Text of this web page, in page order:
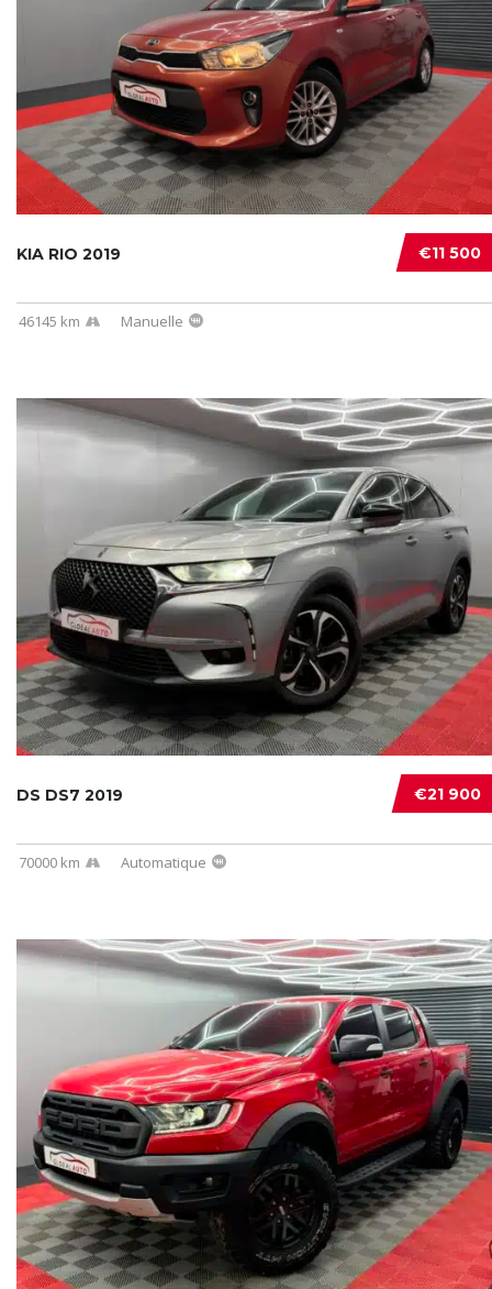
€11 500
KIA RIO 2019
46145 km Manuelle
€21 900
DS DS7 2019
70000 km Automatique